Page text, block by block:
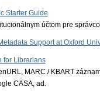
Starter Guide
účtom pre
Support at Oxford
for Librarians
MARC / KBART
CASA, ad.